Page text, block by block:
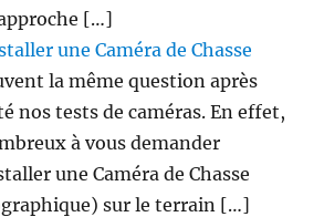
[…]
une Caméra de Chasse
la même question après
nos tests de caméras. En effet,
à vous demander
une Caméra de Chasse
sur le terrain […]